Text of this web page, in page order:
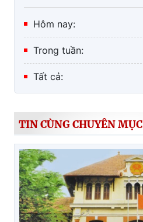
Hôm nay:
Trong tuần:
Tất cả:
TIN CÙNG CHUYÊN MỤC